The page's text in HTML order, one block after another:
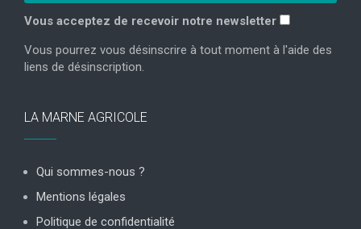
Vous acceptez de recevoir notre newsletter
Vous pourrez vous désinscrire à tout moment à l'aide des
liens de désinscription.
LA MARNE AGRICOLE
Qui sommes-nous ?
Mentions légales
Politique de confidentialité